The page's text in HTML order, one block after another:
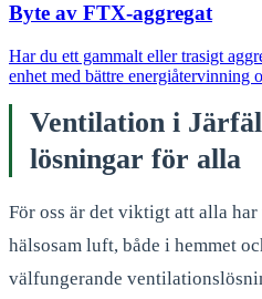
Byte av FTX-aggregat
Har du ett gammalt eller trasigt
enhet med bättre energiåtervinning
Ventilation i
lösningar för alla
För oss är det viktigt att alla
hälsosam luft, både i hemmet
välfungerande